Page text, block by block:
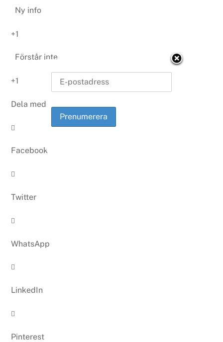
Ny info
+1
Förstår inte
+1
Dela med sig

Facebook

Twitter

WhatsApp

LinkedIn

Pinterest